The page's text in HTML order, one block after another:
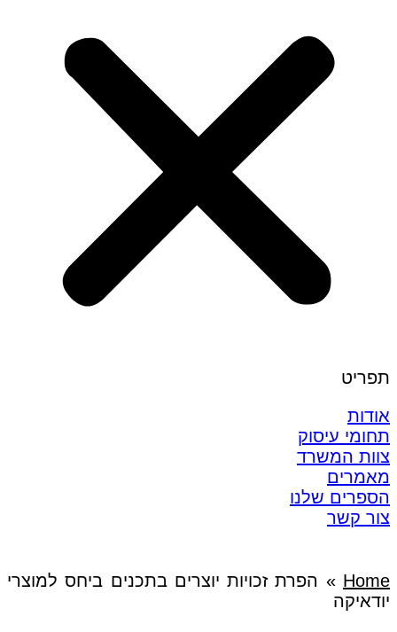
תפריט
אודות
תחומי עיסוק
צוות המשרד
מאמרים
הספרים שלנו
צור קשר
Home
» הפרת זכויות יוצרים בתכנים ביחס למוצרי
יודאיקה